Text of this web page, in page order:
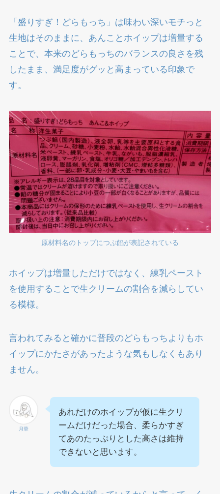
「盛りすぎ！どらもっち」は味わい深いモチっと
生地はそのままに、あんことホイップは増量する
ことで、本来のどらもっちのバランスの良さを残
したまま、満足度がグッと高まっている印象で
す。
原材料名のトップにつぶ餡が表記されている
ホイップは増量しただけではなく、練乳ペースト
を使用することで生クリームの割合を減らしてい
る模様。
言われてみると確かに普段のどらもっちよりもホ
イップにかたさがあったような気もしなくもあり
ません。
月華
あれだけのホイップが仮に生クリ
ームだけだった場合、柔らかすぎ
てあのたっぷりとした高さは維持
できないと思います。